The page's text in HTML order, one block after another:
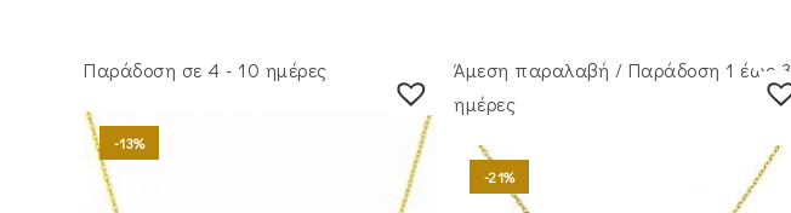
Παράδοση σε 4 - 10 ημέρες
-13%
Άμεση παραλαβή / Παράδoση 1 έως 3
ημέρες
-21%